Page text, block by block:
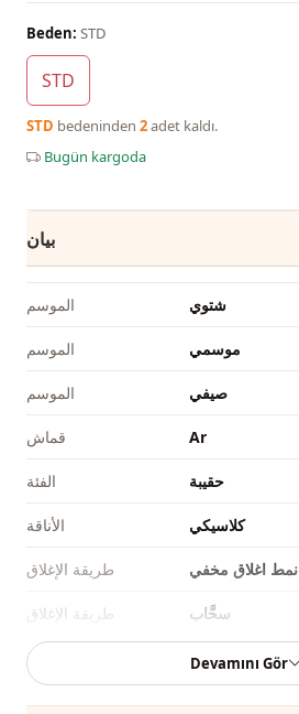
Beden: STD
STD
STD bedeninden 2adet kaldı.
Bugün kargoda
بيان
الموسم شتوي
الموسم موسمي
الموسم صيفي
قماش Ar
الفئة حقيبة
الأناقة كلاسيكي
طريقة الإغلاق نمط اغلاق مخفي
طريقة الإغلاق سحَّاب
طريقة الإغلاق Ar
تفاصيل سحاب
Devamını Gör